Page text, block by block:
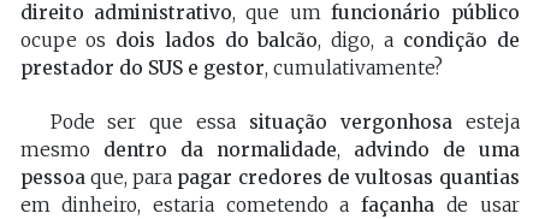
direito administrativo, que umfuncionário público
ocupe os dois lados do balcão, digo, a condição de
prestador do SUS e gestor, cumulativamente?
Pode ser que essa situação vergonhosaesteja
mesmo dentro da normalidade, advindo de uma
pessoaque, para pagar credores de vultosas quantias
em dinheiro, estaria cometendo afaçanha de usar